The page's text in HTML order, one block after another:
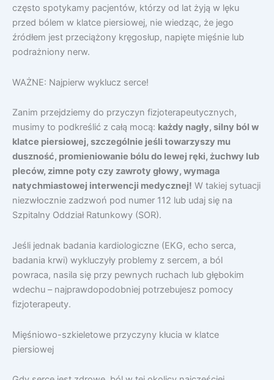
często spotykamy pacjentów, którzy od lat żyją w lęku
przed bólem w klatce piersiowej, nie wiedząc, że jego
źródłem jest przeciążony kręgosłup, napięte mięśnie lub
podrażniony nerw.
WAŻNE: Najpierw wyklucz serce!
Zanim przejdziemy do przyczyn fizjoterapeutycznych,
musimy to podkreślić z całą mocą: każdy nagły, silny ból w
klatce piersiowej, szczególnie jeśli towarzyszy mu
duszność, promieniowanie bólu do lewej ręki, żuchwy lub
pleców, zimne poty czy zawroty głowy, wymaga
natychmiastowej interwencji medycznej! W takiej sytuacji
niezwłocznie zadzwoń pod numer 112 lub udaj się na
Szpitalny Oddział Ratunkowy (SOR).
Jeśli jednak badania kardiologiczne (EKG, echo serca,
badania krwi) wykluczyły problemy z sercem, a ból
powraca, nasila się przy pewnych ruchach lub głębokim
wdechu – najprawdopodobniej potrzebujesz pomocy
fizjoterapeuty.
Mięśniowo-szkieletowe przyczyny kłucia w klatce
piersiowej